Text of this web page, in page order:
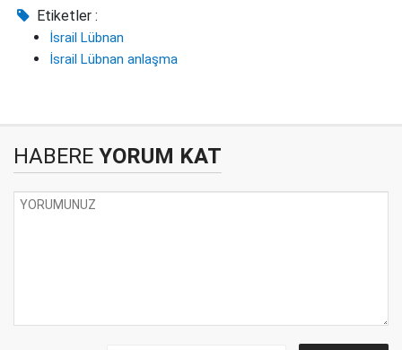
Etiketler :
İsrail Lübnan
İsrail Lübnan anlaşma
HABERE YORUM KAT